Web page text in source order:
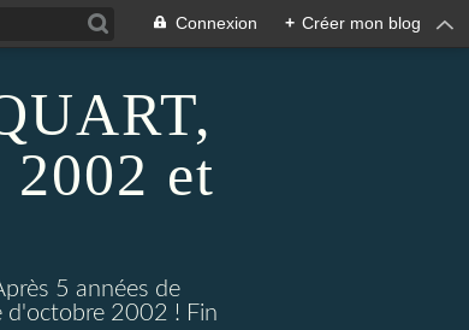
Connexion + Créer mon blog
et
5 années de
d'octobre 2002 ! Fin